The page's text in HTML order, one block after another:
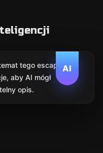
AI
tego escape
aby AI mógł
opis.